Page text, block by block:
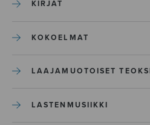
KIRJAT
KOKOELMAT
LAAJAMUOTOISET
LASTENMUSIIKKI